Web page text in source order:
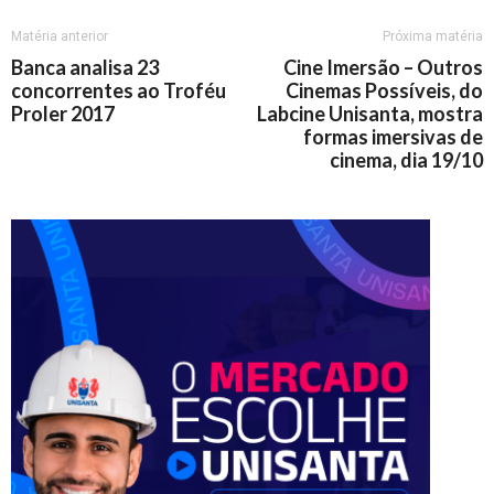
Matéria anterior
Banca analisa 23
concorrentes ao Troféu
Proler 2017
Próxima matéria
Cine Imersão – Outros
Cinemas Possíveis, do
Labcine Unisanta, mostra
formas imersivas de
cinema, dia 19/10